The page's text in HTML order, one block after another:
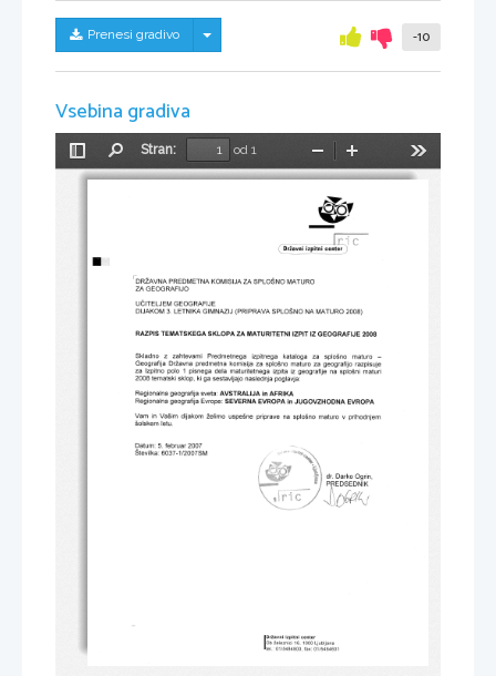
Prenesi gradivo Skrij/prikaži meni -10
Vsebina gradiva
Preklopi
stransko
Stran:
od 1
Pomanjšaj